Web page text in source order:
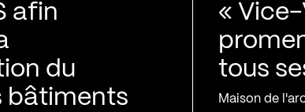
afin
du
bâtiments
« Vice-
tous
Maison de